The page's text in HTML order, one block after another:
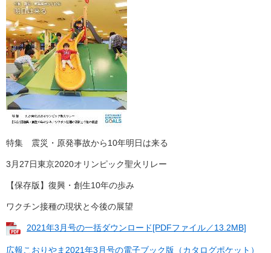
特集 震災・原発事故から10年明日は来る
3月27日東京2020オリンピック聖火リレー
【保存版】復興・創生10年の歩み
ワクチン接種の現状と今後の展望
2021年3月号の一括ダウンロード[PDFファイル／13.2MB]
広報こおりやま2021年3月号の電子ブック版（カタログポケット）